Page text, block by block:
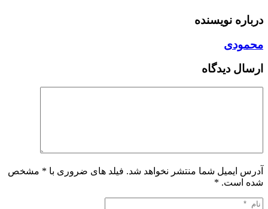
درباره نویسنده
محمودی
ارسال دیدگاه
آدرس ایمیل شما منتشر نخواهد شد. فیلد های ضروری با * مشخص
شده است. *